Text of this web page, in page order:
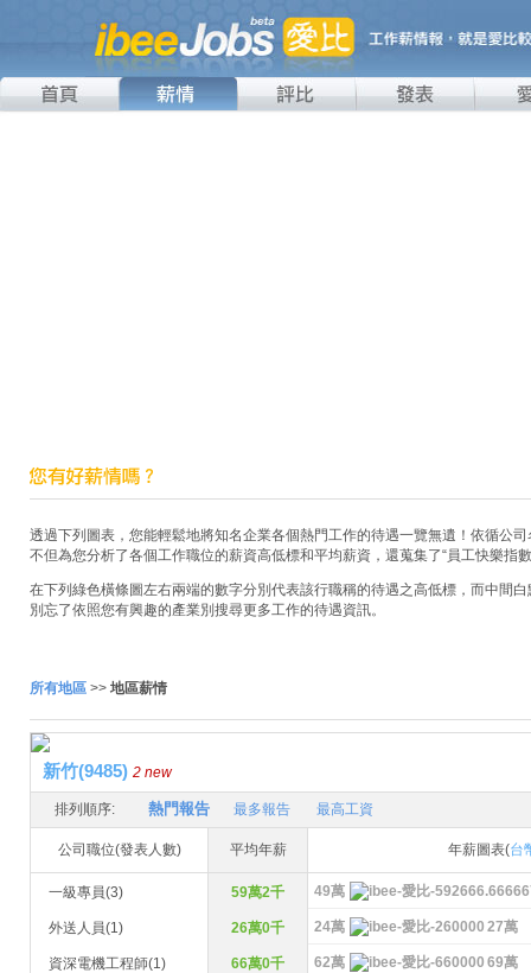
透過下列圖表，您能輕鬆地將知名企業各個熱門工作的待遇一覽無遺！依循公
不但為您分析了各個工作職位的薪資高低標和平均薪資，還蒐集了“員工快樂指
在下列綠色橫條圖左右兩端的數字分別代表該行職稱的待遇之高低標，而中間
別忘了依照您有興趣的產業別搜尋更多工作的待遇資訊。
所有地區 >> 地區薪情
新竹(9485) 2 new
排列順序: 熱門報告 最多報告 最高工資
公司職位(發表人數) 平均年薪 年薪圖表(台
一級專員(3) 59萬2千 49萬
外送人員(1) 26萬0千 24萬 27萬
資深電機工程師(1) 66萬0千 62萬 69萬